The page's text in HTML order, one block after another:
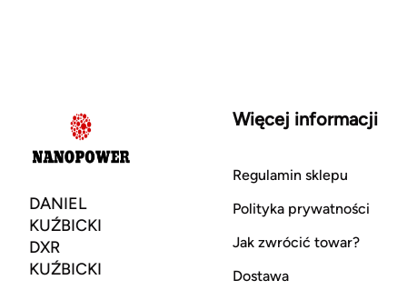
DANIEL
KUŹBICKI
DXR
KUŹBICKI
Więcej informacji
Regulamin sklepu
Polityka prywatności
Jak zwrócić towar?
Dostawa